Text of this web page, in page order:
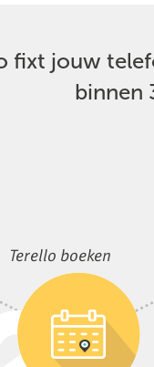
fixt jouw
binnen
Terello boeken